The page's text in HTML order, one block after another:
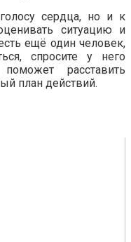
сердца, но и к
ситуацию и
ещё один человек,
спросите у него
расставить
план действий.